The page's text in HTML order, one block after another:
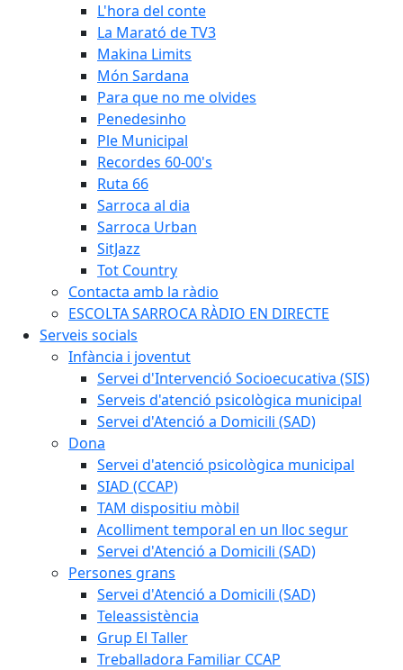
L'hora del conte
La Marató de TV3
Makina Limits
Món Sardana
Para que no me olvides
Penedesinho
Ple Municipal
Recordes 60-00's
Ruta 66
Sarroca al dia
Sarroca Urban
SitJazz
Tot Country
Contacta amb la ràdio
ESCOLTA SARROCA RÀDIO EN DIRECTE
Serveis socials
Infància i joventut
Servei d'Intervenció Socioecucativa (SIS)
Serveis d'atenció psicològica municipal
Servei d'Atenció a Domicili (SAD)
Dona
Servei d'atenció psicològica municipal
SIAD (CCAP)
TAM dispositiu mòbil
Acolliment temporal en un lloc segur
Servei d'Atenció a Domicili (SAD)
Persones grans
Servei d'Atenció a Domicili (SAD)
Teleassistència
Grup El Taller
Treballadora Familiar CCAP